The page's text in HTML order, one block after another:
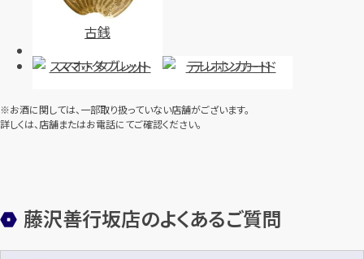
古銭
スマホ・タブレット テレホンカード
※お酒に関しては、一部取り扱っていない店舗がございます。
詳しくは、店舗またはお電話にてご確認ください。
藤沢善行坂店のよくあるご質問